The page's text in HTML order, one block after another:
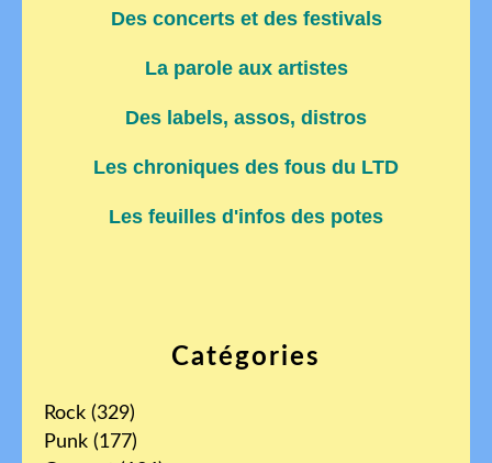
Catégories
Rock (329)
Punk (177)
Des concerts et des festivals
La parole aux artistes
Des labels, assos, distros
Les chroniques des fous du LTD
Les feuilles d'infos des potes